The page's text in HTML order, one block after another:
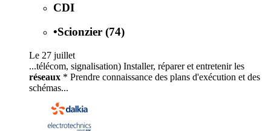
CDI
•Scionzier (74)
Le 27 juillet
...télécom, signalisation) Installer, réparer et entretenir les
réseaux * Prendre connaissance des plans d'exécution et des
schémas...